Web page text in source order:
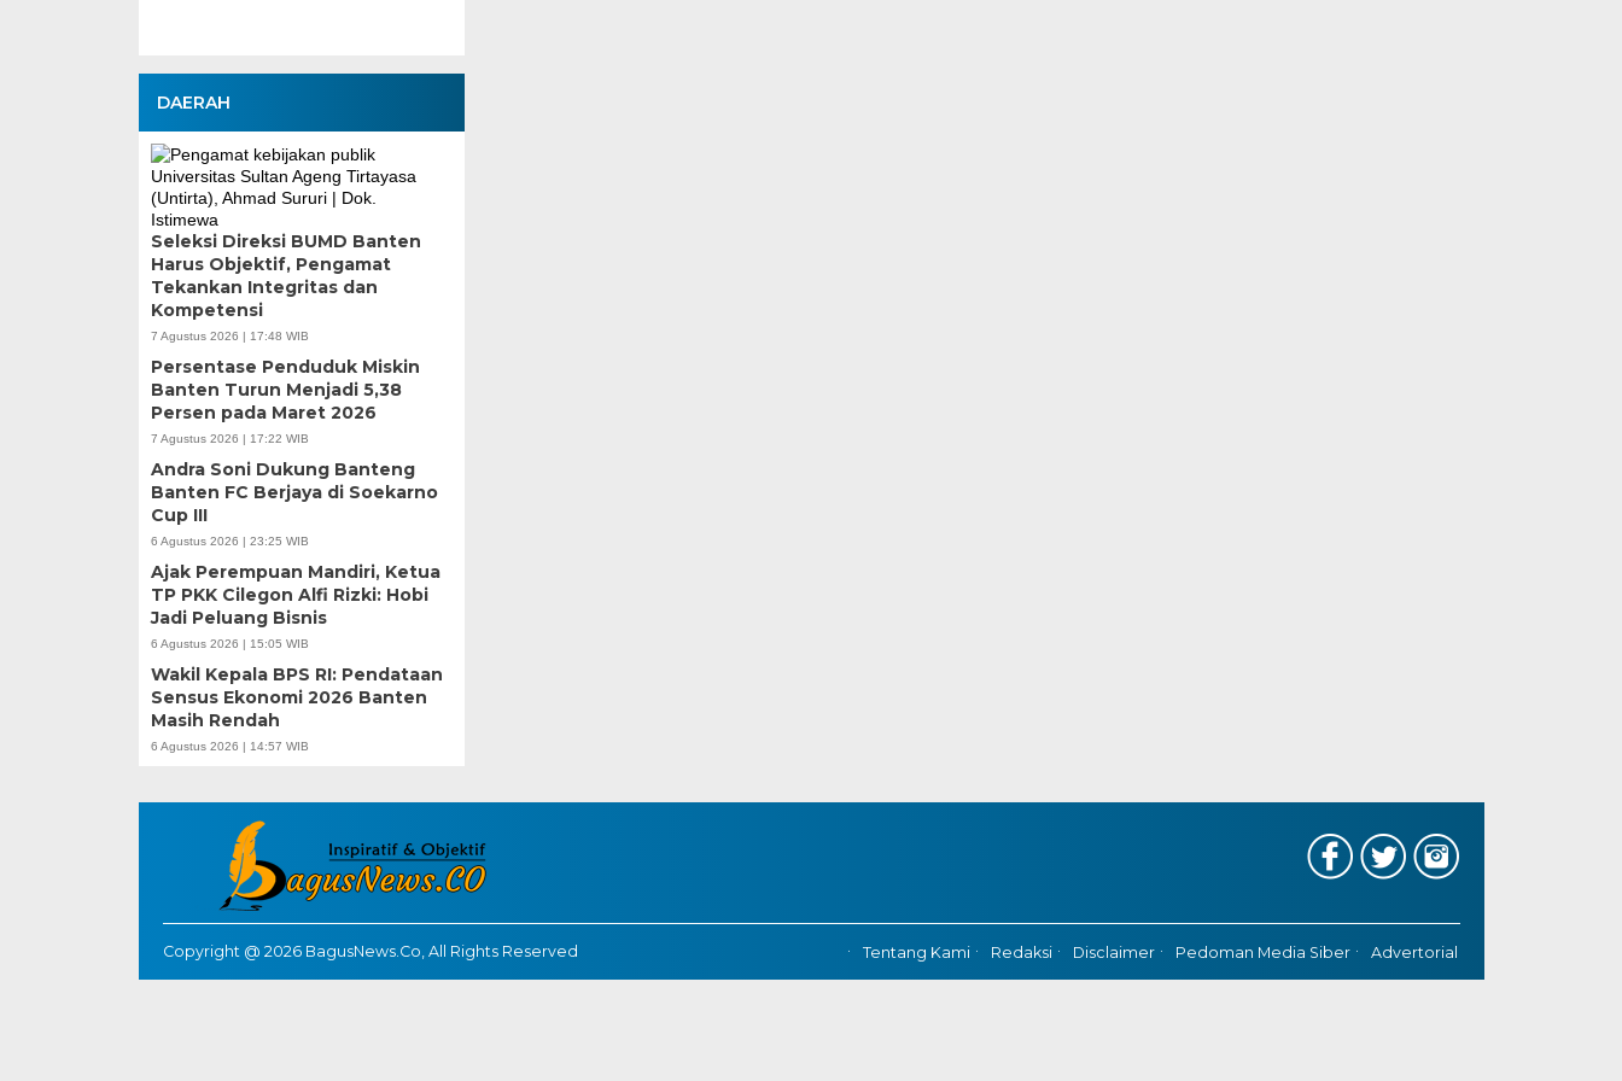
DAERAH
Seleksi Direksi BUMD Banten
Harus Objektif, Pengamat
Tekankan Integritas dan
Kompetensi
7 Agustus 2026 | 17:48 WIB
Persentase Penduduk Miskin
Banten Turun Menjadi 5,38
Persen pada Maret 2026
7 Agustus 2026 | 17:22 WIB
Andra Soni Dukung Banteng
Banten FC Berjaya di Soekarno
Cup III
6 Agustus 2026 | 23:25 WIB
Ajak Perempuan Mandiri, Ketua
TP PKK Cilegon Alfi Rizki: Hobi
Jadi Peluang Bisnis
6 Agustus 2026 | 15:05 WIB
Wakil Kepala BPS RI: Pendataan
Sensus Ekonomi 2026 Banten
Masih Rendah
6 Agustus 2026 | 14:57 WIB
Copyright @ 2026 BagusNews.Co, All Rights Reserved Tentang Kami Redaksi Disclaimer Pedoman Media Siber Advertorial